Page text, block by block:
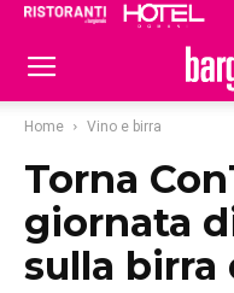
Home Vino e birra
Torna
giornata
sulla birra